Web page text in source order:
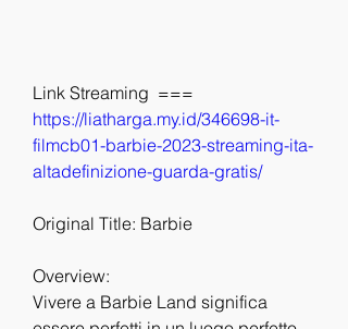
https://liatharga.my.id/346698-it-
filmcb01-barbie-2023-streaming-ita-
altadefinizione-guarda-gratis/
Original Title: Barbie
Overview:
Vivere a Barbie Land significa